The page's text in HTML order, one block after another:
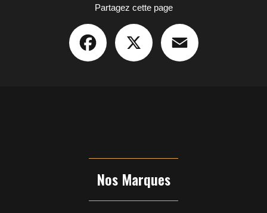
Partagez cette page
Facebook
Nos Marques